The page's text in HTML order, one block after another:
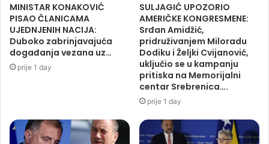
MINISTAR KONAKOVIĆ
PISAO ČLANICAMA
UJEDNJENIH NACIJA:
Duboko zabrinjavajuća
događanja vezana uz…
prije 1 day
SULJAGIĆ UPOZORIO
AMERIČKE KONGRESMENE:
Srđan Amidžić,
pridruživanjem Miloradu
Dodiku i Željki Cvijanović,
uključio se u kampanju
pritiska na Memorijalni
centar Srebrenica….
prije 1 day